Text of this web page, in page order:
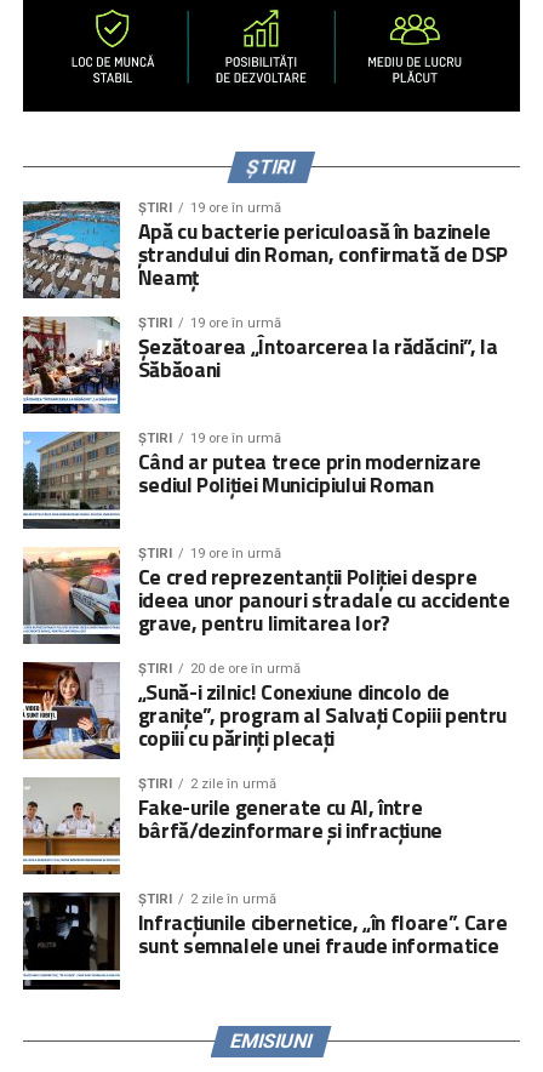
ȘTIRI
ȘTIRI 19 ore în urmă
Apă cu bacterie periculoasă în bazinele
ștrandului din Roman, confirmată de DSP
Neamț
ȘTIRI 19 ore în urmă
Șezătoarea „Întoarcerea la rădăcini”, la
Săbăoani
ȘTIRI 19 ore în urmă
Când ar putea trece prin modernizare
sediul Poliției Municipiului Roman
ȘTIRI 19 ore în urmă
Ce cred reprezentanții Poliției despre
ideea unor panouri stradale cu accidente
grave, pentru limitarea lor?
ȘTIRI 20 de ore în urmă
„Sună-i zilnic! Conexiune dincolo de
granițe”, program al Salvați Copiii pentru
copiii cu părinți plecați
ȘTIRI 2 zile în urmă
Fake-urile generate cu AI, între
bârfă/dezinformare și infracțiune
ȘTIRI 2 zile în urmă
Infracțiunile cibernetice, „în floare”. Care
sunt semnalele unei fraude informatice
EMISIUNI